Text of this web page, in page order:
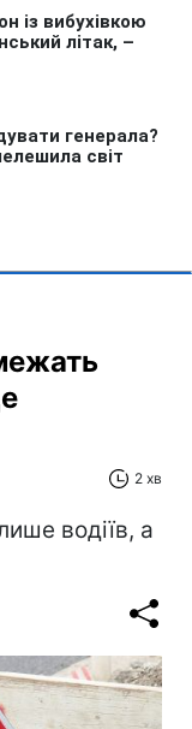
2 хв
водіїв, а